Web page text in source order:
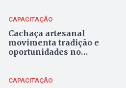
CAPACITAÇÃO
Cachaça artesanal
movimenta tradição e
oportunidades no
CAPACITAÇÃO